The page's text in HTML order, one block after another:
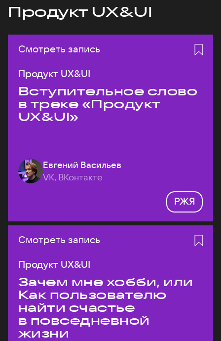
Продукт UX&UI
Смотреть запись
Продукт UX&UI
Вступительное слово
в треке «Продукт
UX&UI»
Евгений Васильев
VK, ВКонтакте
РЖЯ
Смотреть запись
Продукт UX&UI
Зачем мне хобби, или
Как пользователю
найти счастье
в повседневной
жизни